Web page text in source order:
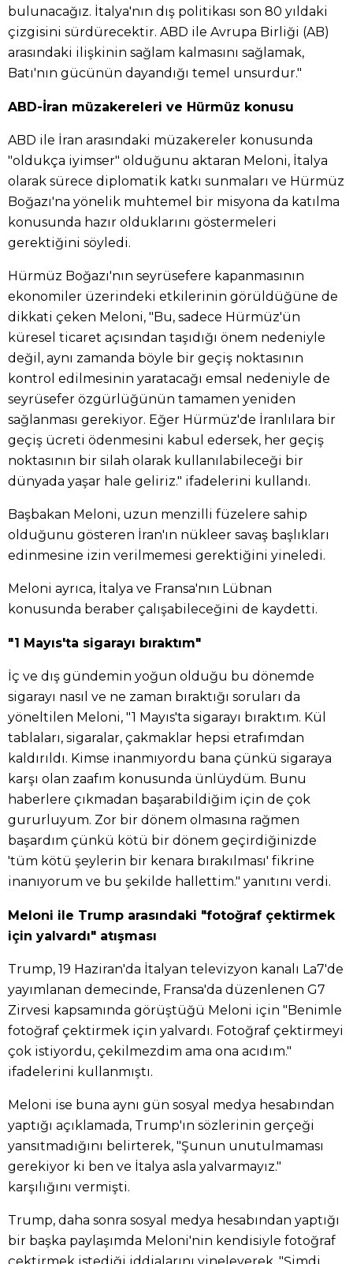
bulunacağız. İtalya'nın dış politikası son 80 yıldaki
çizgisini sürdürecektir. ABD ile Avrupa Birliği (AB)
arasındaki ilişkinin sağlam kalmasını sağlamak,
Batı'nın gücünün dayandığı temel unsurdur."
ABD-İran müzakereleri ve Hürmüz konusu
ABD ile İran arasındaki müzakereler konusunda
"oldukça iyimser" olduğunu aktaran Meloni, İtalya
olarak sürece diplomatik katkı sunmaları ve Hürmüz
Boğazı'na yönelik muhtemel bir misyona da katılma
konusunda hazır olduklarını göstermeleri
gerektiğini söyledi.
Hürmüz Boğazı'nın seyrüsefere kapanmasının
ekonomiler üzerindeki etkilerinin görüldüğüne de
dikkati çeken Meloni, "Bu, sadece Hürmüz'ün
küresel ticaret açısından taşıdığı önem nedeniyle
değil, aynı zamanda böyle bir geçiş noktasının
kontrol edilmesinin yaratacağı emsal nedeniyle de
seyrüsefer özgürlüğünün tamamen yeniden
sağlanması gerekiyor. Eğer Hürmüz'de İranlılara bir
geçiş ücreti ödenmesini kabul edersek, her geçiş
noktasının bir silah olarak kullanılabileceği bir
dünyada yaşar hale geliriz." ifadelerini kullandı.
Başbakan Meloni, uzun menzilli füzelere sahip
olduğunu gösteren İran'ın nükleer savaş başlıkları
edinmesine izin verilmemesi gerektiğini yineledi.
Meloni ayrıca, İtalya ve Fransa'nın Lübnan
konusunda beraber çalışabileceğini de kaydetti.
"1 Mayıs'ta sigarayı bıraktım"
İç ve dış gündemin yoğun olduğu bu dönemde
sigarayı nasıl ve ne zaman bıraktığı soruları da
yöneltilen Meloni, "1 Mayıs'ta sigarayı bıraktım. Kül
tablaları, sigaralar, çakmaklar hepsi etrafımdan
kaldırıldı. Kimse inanmıyordu bana çünkü sigaraya
karşı olan zaafım konusunda ünlüydüm. Bunu
haberlere çıkmadan başarabildiğim için de çok
gururluyum. Zor bir dönem olmasına rağmen
başardım çünkü kötü bir dönem geçirdiğinizde
'tüm kötü şeylerin bir kenara bırakılması' fikrine
inanıyorum ve bu şekilde hallettim." yanıtını verdi.
Meloni ile Trump arasındaki "fotoğraf çektirmek
için yalvardı" atışması
Trump, 19 Haziran'da İtalyan televizyon kanalı La7'de
yayımlanan demecinde, Fransa'da düzenlenen G7
Zirvesi kapsamında görüştüğü Meloni için "Benimle
fotoğraf çektirmek için yalvardı. Fotoğraf çektirmeyi
çok istiyordu, çekilmezdim ama ona acıdım."
ifadelerini kullanmıştı.
Meloni ise buna aynı gün sosyal medya hesabından
yaptığı açıklamada, Trump'ın sözlerinin gerçeği
yansıtmadığını belirterek, "Şunun unutulmaması
gerekiyor ki ben ve İtalya asla yalvarmayız."
karşılığını vermişti.
Trump, daha sonra sosyal medya hesabından yaptığı
bir başka paylaşımda Meloni'nin kendisiyle fotoğraf